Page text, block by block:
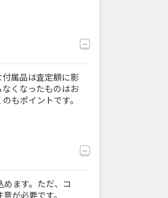
属品は査定額に影
くなったものはお
もポイントです。
ます。ただ、コ
が必要です。